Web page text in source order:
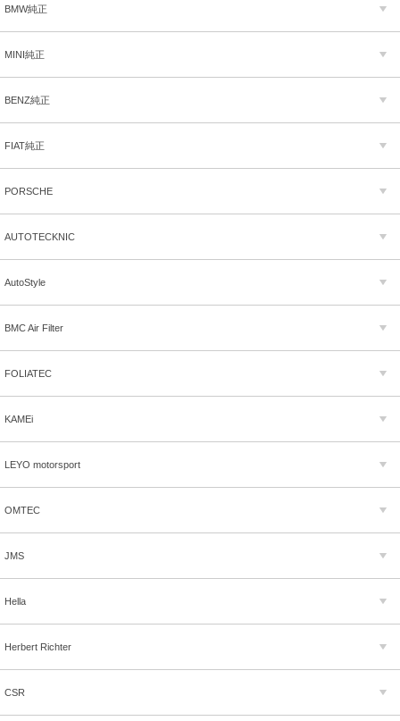
BMW純正
MINI純正
BENZ純正
FIAT純正
PORSCHE
AUTOTECKNIC
AutoStyle
BMC Air Filter
FOLIATEC
KAMEi
LEYO motorsport
OMTEC
JMS
Hella
Herbert Richter
CSR